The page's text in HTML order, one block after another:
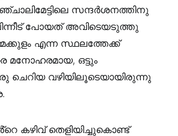
സന്ദർശനത്തിനു
പോയത് അവിടെയടുത്തു
എന്ന സ്ഥലത്തേക്ക്
മനോഹരമായ, ഒട്ടും
ചെറിയ വഴിയിലൂടെയായിരുന്നു
കഴിവ് തെളിയിച്ചുകൊണ്ട്